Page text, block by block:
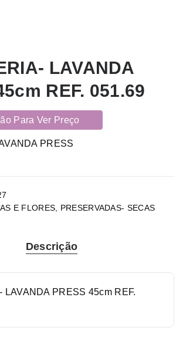
LAVANDA
REF. 051.69
Para Ver Preço
PRESS
E FLORES PRESERVADAS- SECAS
Descrição
LAVANDA PRESS 45cm REF.